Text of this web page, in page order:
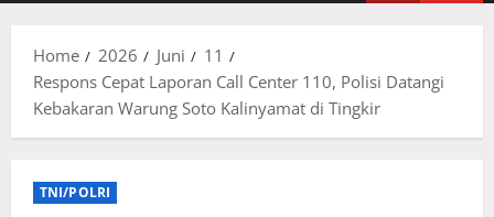
Home 2026 Juni
11
Respons Cepat Laporan Call Center 110, Polisi Datangi
Kebakaran Warung Soto Kalinyamat di Tingkir
TNI/POLRI